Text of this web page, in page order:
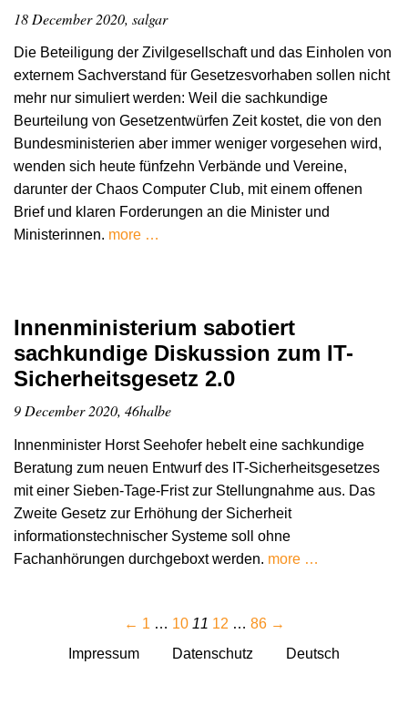
18 December 2020, salgar
Die Beteiligung der Zivilgesellschaft und das Einholen von
externem Sachverstand für Gesetzesvorhaben sollen nicht
mehr nur simuliert werden: Weil die sachkundige
Beurteilung von Gesetzentwürfen Zeit kostet, die von den
Bundesministerien aber immer weniger vorgesehen wird,
wenden sich heute fünfzehn Verbände und Vereine,
darunter der Chaos Computer Club, mit einem offenen
Brief und klaren Forderungen an die Minister und
Ministerinnen. more …
Innenministerium sabotiert
sachkundige Diskussion zum IT-
Sicherheitsgesetz 2.0
9 December 2020, 46halbe
Innenminister Horst Seehofer hebelt eine sachkundige
Beratung zum neuen Entwurf des IT-Sicherheitsgesetzes
mit einer Sieben-Tage-Frist zur Stellungnahme aus. Das
Zweite Gesetz zur Erhöhung der Sicherheit
informationstechnischer Systeme soll ohne
Fachanhörungen durchgeboxt werden. more …
← 1 … 10 11 12 … 86 →
Impressum
Datenschutz Deutsch